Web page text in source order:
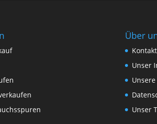
Über
Kontakt
Unser
Unsere
Unser